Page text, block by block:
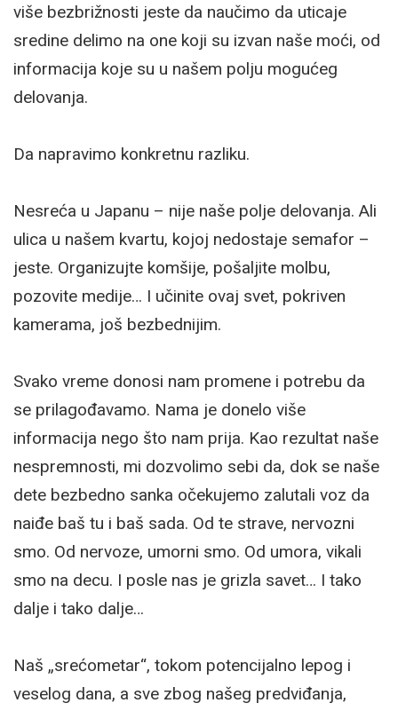
više bezbrižnosti jeste da naučimo da uticaje
sredine delimo na one koji su izvan naše moći, od
informacija koje su u našem polju mogućeg
delovanja.
Da napravimo konkretnu razliku.
Nesreća u Japanu – nije naše polje delovanja. Ali
ulica u našem kvartu, kojoj nedostaje semafor –
jeste. Organizujte komšije, pošaljite molbu,
pozovite medije… I učinite ovaj svet, pokriven
kamerama, još bezbednijim.
Svako vreme donosi nam promene i potrebu da
se prilagođavamo. Nama je donelo više
informacija nego što nam prija. Kao rezultat naše
nespremnosti, mi dozvolimo sebi da, dok se naše
dete bezbedno sanka očekujemo zalutali voz da
naiđe baš tu i baš sada. Od te strave, nervozni
smo. Od nervoze, umorni smo. Od umora, vikali
smo na decu. I posle nas je grizla savet… I tako
dalje i tako dalje…
Naš „srećometar“, tokom potencijalno lepog i
veselog dana, a sve zbog našeg predviđanja,